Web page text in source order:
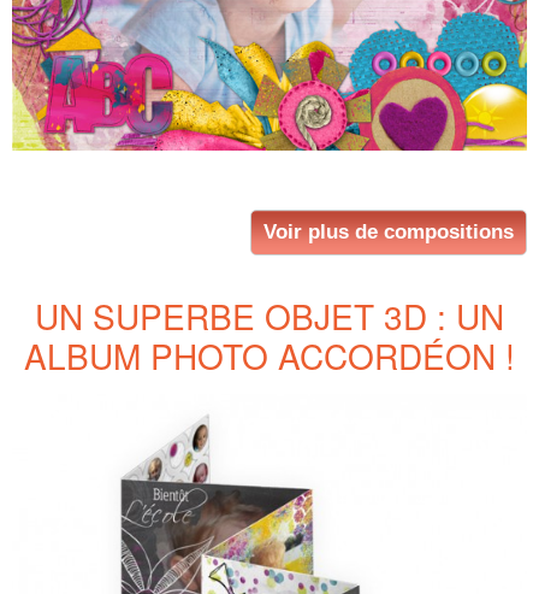
Voir plus de compositions
UN SUPERBE OBJET 3D : UN
ALBUM PHOTO ACCORDÉON !